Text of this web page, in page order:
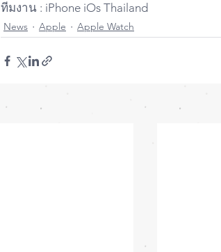
ทีมงาน : iPhone iOs Thailand
News Apple Apple Watch